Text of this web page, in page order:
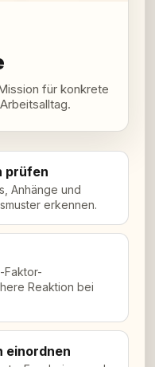
für konkrete
prüfen
Anhänge und
erkennen.
Faktor-
Reaktion bei
einordnen